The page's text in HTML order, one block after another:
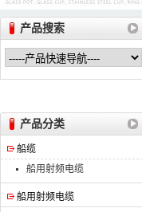
产品搜索
产品分类
船缆
船用射频电缆
船用射频电缆